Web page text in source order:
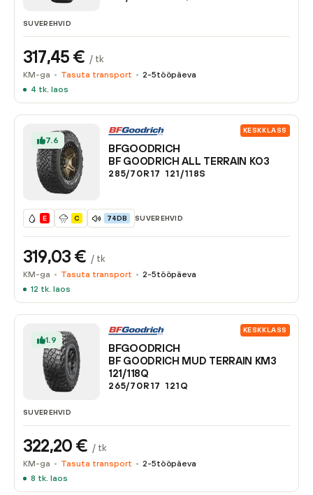
SUVEREHVID
317,45 € / tk
KM-ga Tasuta transport 2-5tööpäeva
4 tk. laos
7.6
KESKKLASS
BFGOODRICH
BF GOODRICH ALL TERRAIN KO3
285/70R17 121/118S
E C 74DB SUVEREHVID
319,03 € / tk
KM-ga Tasuta transport 2-5tööpäeva
12 tk. laos
1.9
KESKKLASS
BFGOODRICH
BF GOODRICH MUD TERRAIN KM3
121/118Q
265/70R17 121 Q
SUVEREHVID
322,20 € / tk
KM-ga Tasuta transport 2-5tööpäeva
8 tk. laos